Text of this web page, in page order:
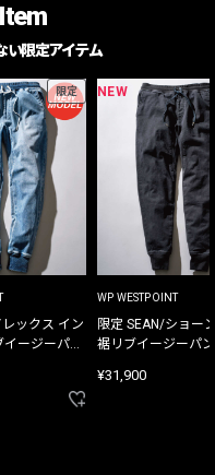
い限定アイテム
限定
ックス イン
ージーパン
NEW
WP WESTPOINT
限定 SEAN/ショー
裾リブイージーパ
¥31,900